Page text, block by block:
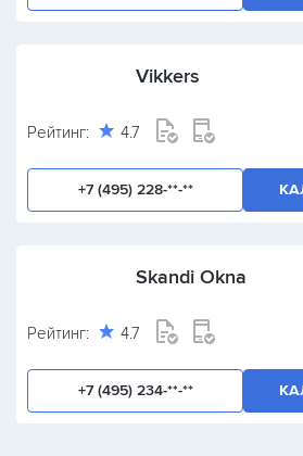
Vikkers
Рейтинг: 4.7
+7 (495) 228-**-**
Skandi Okna
Рейтинг: 4.7
+7 (495) 234-**-**